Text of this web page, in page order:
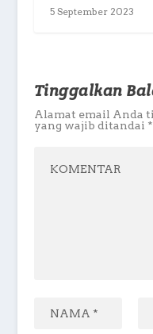
5 September 2023
Tinggalkan
Alamat email Anda
yang wajib ditandai *